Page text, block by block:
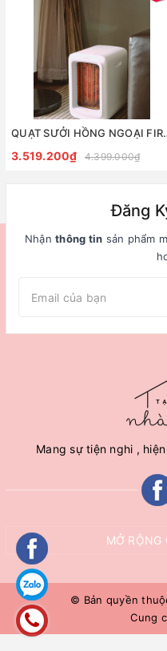
QUẠT SƯỞI
3.519.200₫ 4.399.000₫
Đăng
Nhậnthông tin sản phẩm
Mang sự tiện nghi ,
MỞ RỘNG
© Bản quyền
Cung